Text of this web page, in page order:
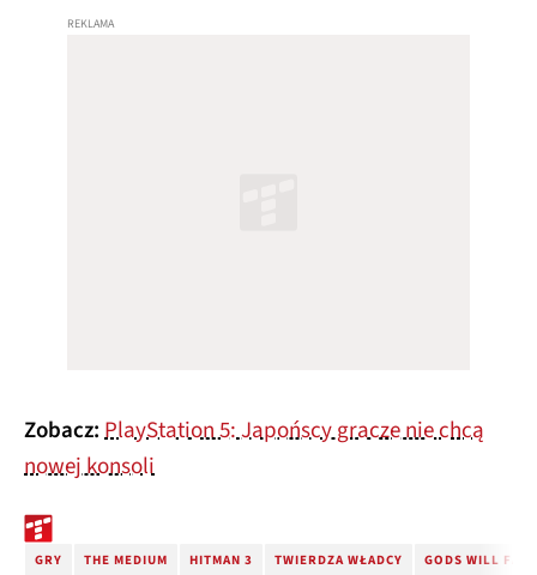
Zobacz:PlayStation 5: Japońscy gracze nie chcą
nowej konsoli
GRY THE MEDIUM HITMAN 3 TWIERDZA WŁADCY GODS WILL FALL